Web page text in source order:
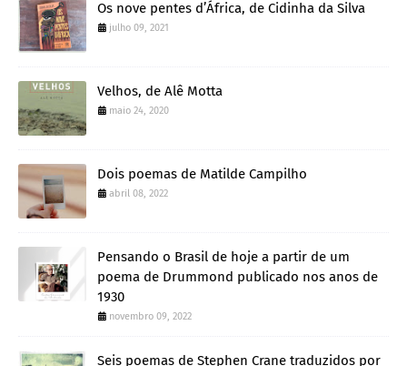
Os nove pentes d’África, de Cidinha da Silva
julho 09, 2021
Velhos, de Alê Motta
maio 24, 2020
Dois poemas de Matilde Campilho
abril 08, 2022
Pensando o Brasil de hoje a partir de um
poema de Drummond publicado nos anos de
1930
novembro 09, 2022
Seis poemas de Stephen Crane traduzidos por